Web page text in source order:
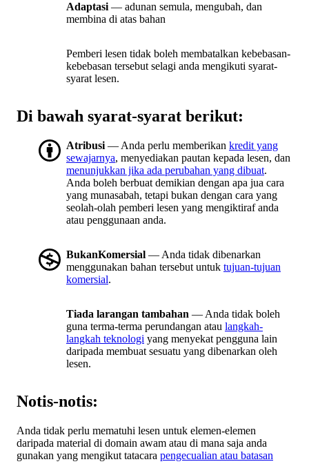
Adaptasi — adunan semula, mengubah, dan
membina di atas bahan
Pemberi lesen tidak boleh membatalkan kebebasan-
kebebasan tersebut selagi anda mengikuti syarat-
syarat lesen.
Di bawah syarat-syarat berikut:
Atribusi — Anda perlu memberikan kredit yang
sewajarnya, menyediakan pautan kepada lesen, dan
menunjukkan jika ada perubahan yang dibuat.
Anda boleh berbuat demikian dengan apa jua cara
yang munasabah, tetapi bukan dengan cara yang
seolah-olah pemberi lesen yang mengiktiraf anda
atau penggunaan anda.
BukanKomersial — Anda tidak dibenarkan
menggunakan bahan tersebut untuk tujuan-tujuan
komersial.
Tiada larangan tambahan — Anda tidak boleh
guna terma-terma perundangan atau langkah-
langkah teknologi yang menyekat pengguna lain
daripada membuat sesuatu yang dibenarkan oleh
lesen.
Notis-notis:
Anda tidak perlu mematuhi lesen untuk elemen-elemen
daripada material di domain awam atau di mana saja anda
gunakan yang mengikut tatacara pengecualian atau batasan